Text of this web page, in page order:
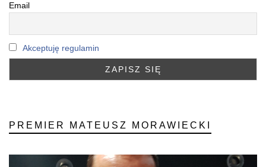
Email
Akceptuję regulamin
PREMIER MATEUSZ MORAWIECKI